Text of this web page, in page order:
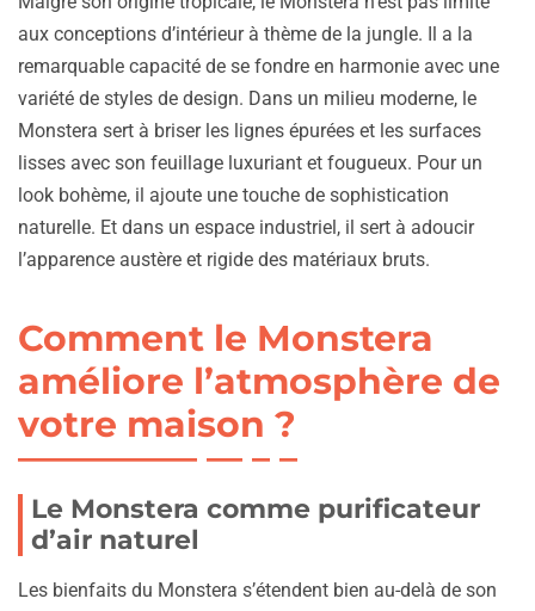
aux conceptions d’intérieur à thème de la jungle. Il a la
remarquable capacité de se fondre en harmonie avec une
variété de styles de design. Dans un milieu moderne, le
Monstera sert à briser les lignes épurées et les surfaces
lisses avec son feuillage luxuriant et fougueux. Pour un
look bohème, il ajoute une touche de sophistication
naturelle. Et dans un espace industriel, il sert à adoucir
l’apparence austère et rigide des matériaux bruts.
Comment le Monstera
améliore l’atmosphère de
votre maison ?
Le Monstera comme purificateur
d’air naturel
Les bienfaits du Monstera s’étendent bien au-delà de son